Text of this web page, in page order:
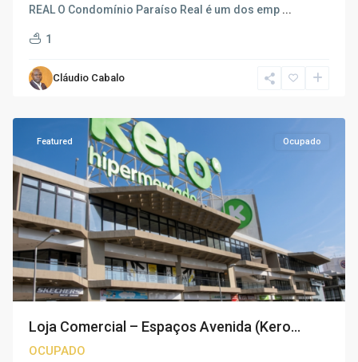
REAL O Condomínio Paraíso Real é um dos emp ...
1
Cláudio Cabalo
Talatona,
Featured Ocupado
Loja Comercial – Espaços Avenida (Kero...
OCUPADO